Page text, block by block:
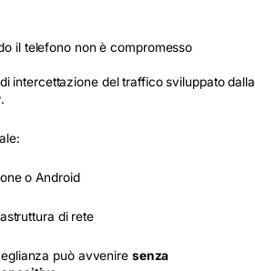
il telefono non è compromesso
intercettazione del traffico sviluppato dalla
.
o Android
di rete
può avvenire senza